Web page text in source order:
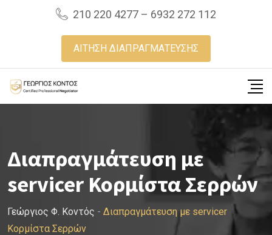
210 220 4277 – 6932 272 112
ΑΙΤΗΣΗ ΔΙΑΠΡΑΓΜΑΤΕΥΣΗΣ
Διαπραγμάτευση με
servicer Κορμίστα Σερρών
Γεώργιος Φ. Κοντός - Διαπραγμάτευση με servicer
Κορμίστα Σερρών